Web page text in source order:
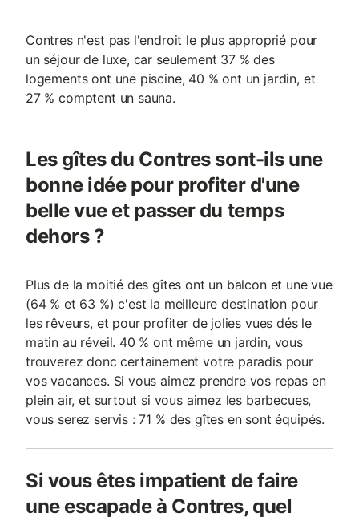
Contres n'est pas l'endroit le plus approprié pour
un séjour de luxe, car seulement 37 % des
logements ont une piscine, 40 % ont un jardin, et
27 % comptent un sauna.
Les gîtes du Contres sont-ils une
bonne idée pour profiter d'une
belle vue et passer du temps
dehors ?
Plus de la moitié des gîtes ont un balcon et une vue
(64 % et 63 %) c'est la meilleure destination pour
les rêveurs, et pour profiter de jolies vues dés le
matin au réveil. 40 % ont même un jardin, vous
trouverez donc certainement votre paradis pour
vos vacances. Si vous aimez prendre vos repas en
plein air, et surtout si vous aimez les barbecues,
vous serez servis : 71 % des gîtes en sont équipés.
Si vous êtes impatient de faire
une escapade à Contres, quel